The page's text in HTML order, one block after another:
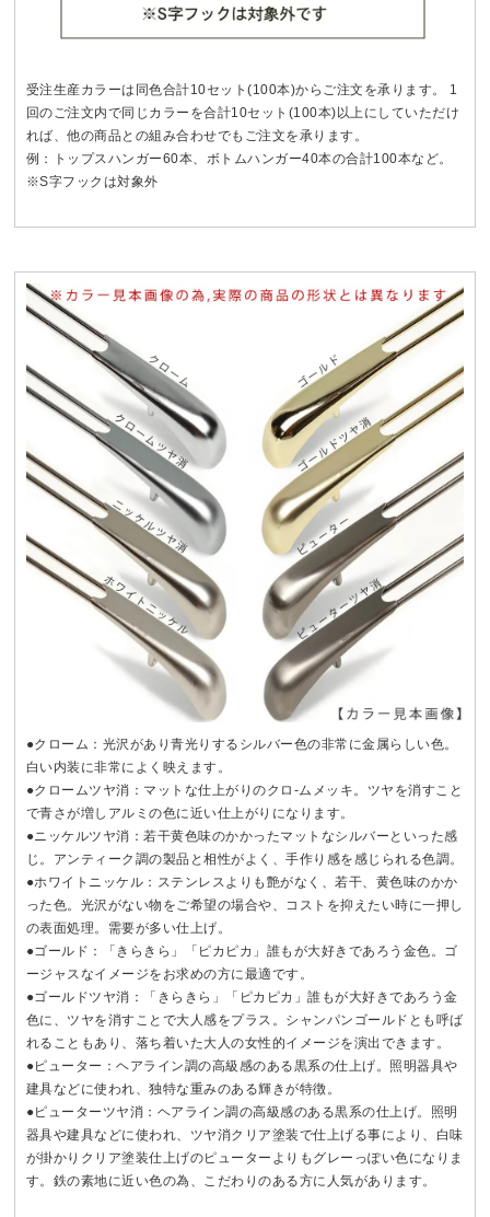
受注生産カラーは同色合計10セット(100本)からご注文を承ります。 1
回のご注文内で同じカラーを合計10セット(100本)以上にしていただけ
れば、他の商品との組み合わせでもご注文を承ります。
例：トップスハンガー60本、ボトムハンガー40本の合計100本など。
※S字フックは対象外
●クローム：光沢があり青光りするシルバー色の非常に金属らしい色。
白い内装に非常によく映えます。
●クロームツヤ消：マットな仕上がりのクロ-ムメッキ。ツヤを消すこと
で青さが増しアルミの色に近い仕上がりになります。
●ニッケルツヤ消：若干黄色味のかかったマットなシルバーといった感
じ。アンティーク調の製品と相性がよく、手作り感を感じられる色調。
●ホワイトニッケル：ステンレスよりも艶がなく、若干、黄色味のかか
った色。光沢がない物をご希望の場合や、コストを抑えたい時に一押し
の表面処理。需要が多い仕上げ。
●ゴールド：「きらきら」「ピカピカ」誰もが大好きであろう金色。ゴ
ージャスなイメージをお求めの方に最適です。
●ゴールドツヤ消：「きらきら」「ピカピカ」誰もが大好きであろう金
色に、ツヤを消すことで大人感をプラス。シャンパンゴールドとも呼ば
れることもあり、落ち着いた大人の女性的イメージを演出できます。
●ピューター：ヘアライン調の高級感のある黒系の仕上げ。照明器具や
建具などに使われ、独特な重みのある輝きが特徴。
●ピューターツヤ消：ヘアライン調の高級感のある黒系の仕上げ。照明
器具や建具などに使われ、ツヤ消クリア塗装で仕上げる事により、白味
が掛かりクリア塗装仕上げのピューターよりもグレーっぽい色になりま
す。鉄の素地に近い色の為、こだわりのある方に人気があります。